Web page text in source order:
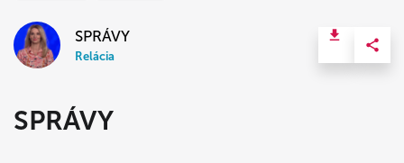
SPRÁVY
Relácia
SPRÁVY